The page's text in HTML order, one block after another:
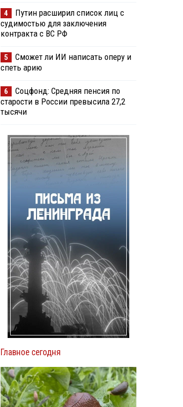
4
Путин расширил список лиц с
судимостью для заключения
контракта с ВС РФ
5
Сможет ли ИИ написать оперу и
спеть арию
6
Соцфонд: Средняя пенсия по
старости в России превысила 27,2
тысячи
Главное сегодня